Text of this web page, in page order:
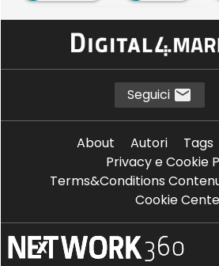
D Data Management Platform
Seguici
About Autori Tags
Privacy e Cookie
Terms&Conditions
Cookie